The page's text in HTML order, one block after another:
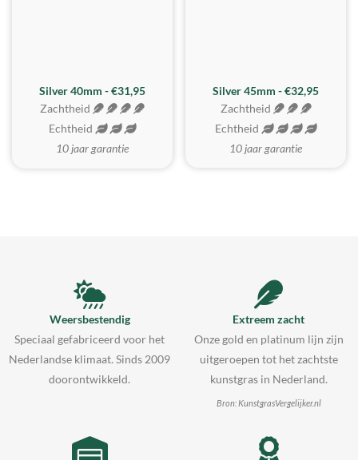
Silver 40mm - €31,95
Zachtheid
Echtheid
10 jaar garantie
MEEST GEKOZEN
Silver 45mm - €32,95
Zachtheid
Echtheid
10 jaar garantie
Weersbestendig
Speciaal gefabriceerd voor het
Nederlandse klimaat. Sinds 2009
doorontwikkeld.
Extreem zacht
Onze gold en platinum lijn zijn
uitgeroepen tot het zachtste
kunstgras in Nederland.
Bron: KunstgrasVergelijker.nl